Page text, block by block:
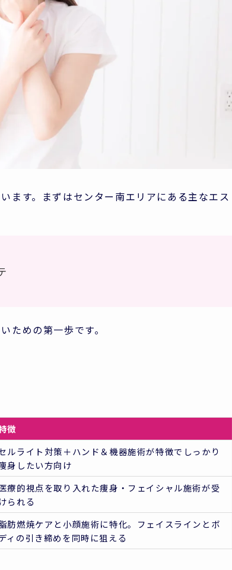
ます。まずはセンター南エリアにある主なエス
ための第一歩です。
徴
ルライト対策＋ハンド＆機器施術が特徴でしっかり
身したい方向け
療的視点を取り入れた痩身・フェイシャル施術が受
けられる
肪燃焼ケアと小顔施術に特化。フェイスラインとボ
ィの引き締めを同時に狙える